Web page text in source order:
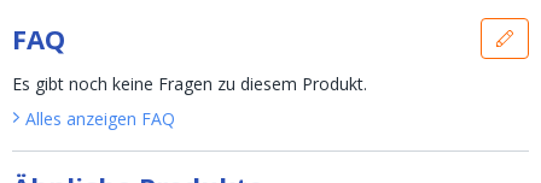
FAQ
Es gibt noch keine Fragen zu diesem Produkt.
Alles anzeigen FAQ